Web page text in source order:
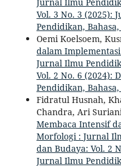
Vol. 3 No. 3 (2025):
Pendidikan,
Oemi Koelsoem,
dalam
Jurnal Ilmu
Vol. 2 No. 6 (2024):
Pendidikan,
Fidratul Husnah,
Chandra, Ari
Membaca Intensif
Morfologi : Jurnal
dan Budaya: Vol. 2
Jurnal Ilmu